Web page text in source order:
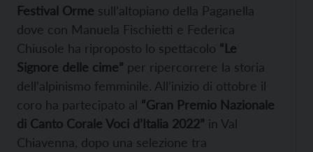
Festival Orme sull’altopiano della Paganella
dove con Manuela Fischietti e Federica
Chiusole ha riproposto lo spettacolo “Le
Signore delle cime” per ripercorrere la storia
dell’alpinismo femminile. All’inizio di ottobre il
coro ha partecipato al “Gran Premio Nazionale
di Canto Corale Voci d’Italia 2022” in Val
Chiavenna, dopo una selezione tra